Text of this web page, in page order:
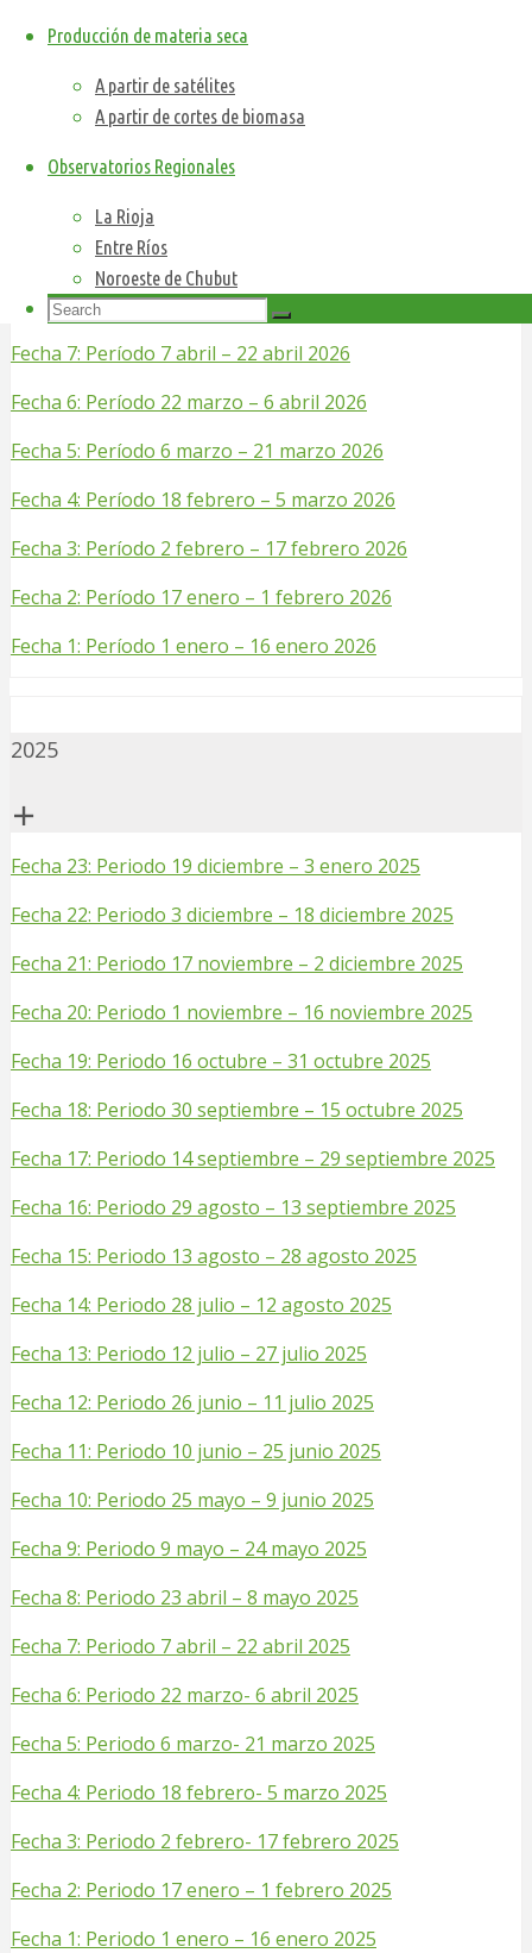
Producción de materia seca
A partir de satélites
A partir de cortes de biomasa
Observatorios Regionales
La Rioja
Entre Ríos
Noroeste de Chubut
Search
Search
Search
versión 6.1. Por lo tanto, no son completamente comparables.
Descarga de mapas de producción de materia
seca_5,3ha (Quincenal actual vs. quincena promedio)
Fecha 7: Período 7 abril – 22 abril 2026
Fecha 6: Período 22 marzo – 6 abril 2026
Fecha 5: Período 6 marzo – 21 marzo 2026
Fecha 4: Período 18 febrero – 5 marzo 2026
Fecha 3: Período 2 febrero – 17 febrero 2026
Fecha 2: Período 17 enero – 1 febrero 2026
Fecha 1: Período 1 enero – 16 enero 2026
2025
Fecha 23: Periodo 19 diciembre – 3 enero 2025
Fecha 22: Periodo 3 diciembre – 18 diciembre 2025
Fecha 21: Periodo 17 noviembre – 2 diciembre 2025
Fecha 20: Periodo 1 noviembre – 16 noviembre 2025
Fecha 19: Periodo 16 octubre – 31 octubre 2025
Fecha 18: Periodo 30 septiembre – 15 octubre 2025
Fecha 17: Periodo 14 septiembre – 29 septiembre 2025
Fecha 16: Periodo 29 agosto – 13 septiembre 2025
Fecha 15: Periodo 13 agosto – 28 agosto 2025
Fecha 14: Periodo 28 julio – 12 agosto 2025
Fecha 13: Periodo 12 julio – 27 julio 2025
Fecha 12: Periodo 26 junio – 11 julio 2025
Fecha 11: Periodo 10 junio – 25 junio 2025
Fecha 10: Periodo 25 mayo – 9 junio 2025
Fecha 9: Periodo 9 mayo – 24 mayo 2025
Fecha 8: Periodo 23 abril – 8 mayo 2025
Fecha 7: Periodo 7 abril – 22 abril 2025
Fecha 6: Periodo 22 marzo- 6 abril 2025
Fecha 5: Periodo 6 marzo- 21 marzo 2025
Fecha 4: Periodo 18 febrero- 5 marzo 2025
Fecha 3: Periodo 2 febrero- 17 febrero 2025
Fecha 2: Periodo 17 enero – 1 febrero 2025
Fecha 1: Periodo 1 enero – 16 enero 2025